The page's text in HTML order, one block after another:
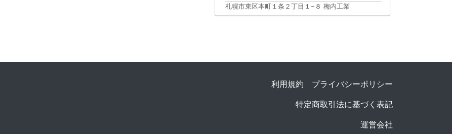
札幌市東区本町１条２丁目１−８ 梅内工業
利用規約 プライバシーポリシー
特定商取引法に基づく表記
運営会社